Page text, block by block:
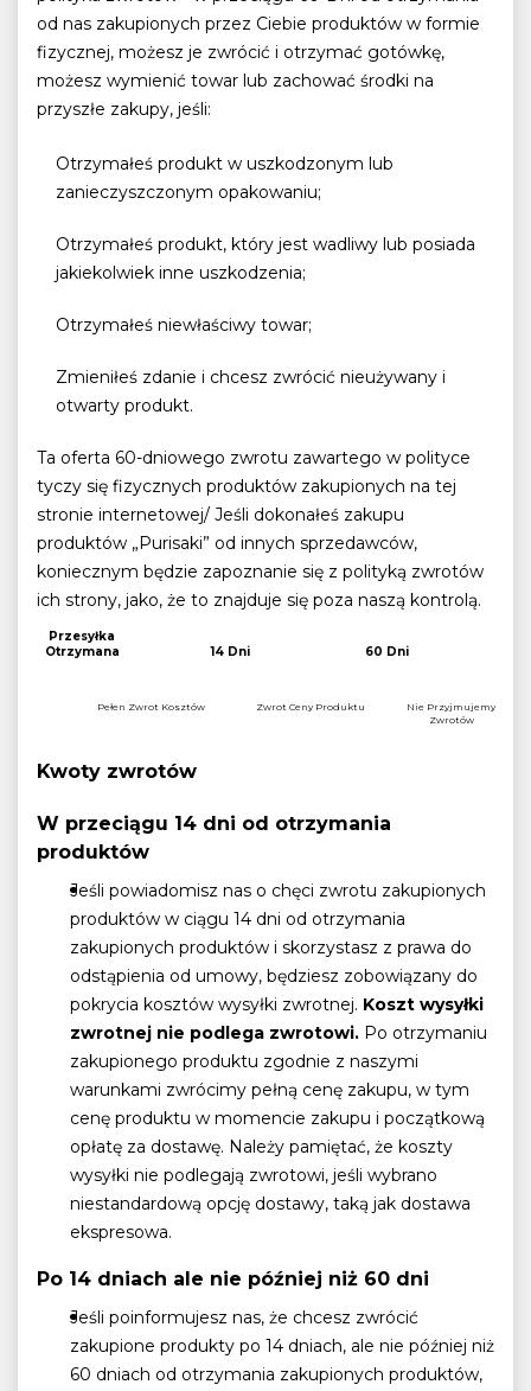
od nas zakupionych przez Ciebie produktów w formie
fizycznej, możesz je zwrócić i otrzymać gotówkę,
możesz wymienić towar lub zachować środki na
przyszłe zakupy, jeśli:
Otrzymałeś produkt w uszkodzonym lub
zanieczyszczonym opakowaniu;
Otrzymałeś produkt, który jest wadliwy lub posiada
jakiekolwiek inne uszkodzenia;
Otrzymałeś niewłaściwy towar;
Zmieniłeś zdanie i chcesz zwrócić nieużywany i
otwarty produkt.
Ta oferta 60-dniowego zwrotu zawartego w polityce
tyczy się fizycznych produktów zakupionych na tej
stronie internetowej/ Jeśli dokonałeś zakupu
produktów „Purisaki” od innych sprzedawców,
koniecznym będzie zapoznanie się z polityką zwrotów
ich strony, jako, że to znajduje się poza naszą kontrolą.
Przesyłka
Otrzymana
14 Dni 60 Dni
Pełen Zwrot Kosztów Zwrot Ceny Produktu
Nie Przyjmujemy
Zwrotów
Kwoty zwrotów
W przeciągu 14 dni od otrzymania
produktów
Jeśli powiadomisz nas o chęci zwrotu zakupionych
produktów w ciągu 14 dni od otrzymania
zakupionych produktów i skorzystasz z prawa do
odstąpienia od umowy, będziesz zobowiązany do
pokrycia kosztów wysyłki zwrotnej. Koszt wysyłki
zwrotnej nie podlega zwrotowi. Po otrzymaniu
zakupionego produktu zgodnie z naszymi
warunkami zwrócimy pełną cenę zakupu, w tym
cenę produktu w momencie zakupu i początkową
opłatę za dostawę. Należy pamiętać, że koszty
wysyłki nie podlegają zwrotowi, jeśli wybrano
niestandardową opcję dostawy, taką jak dostawa
ekspresowa.
Po 14 dniach ale nie później niż 60 dni
Jeśli poinformujesz nas, że chcesz zwrócić
zakupione produkty po 14 dniach, ale nie później niż
60 dniach od otrzymania zakupionych produktów,